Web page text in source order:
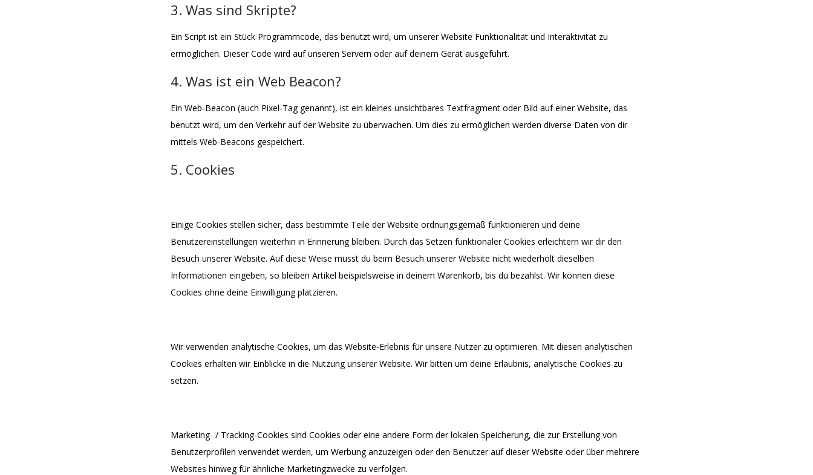
3. Was sind Skripte?
Ein Script ist ein Stück Programmcode, das benutzt wird, um unserer Website Funktionalität und Interaktivität zu
ermöglichen. Dieser Code wird auf unseren Servern oder auf deinem Gerät ausgeführt.
4. Was ist ein Web Beacon?
Ein Web-Beacon (auch Pixel-Tag genannt), ist ein kleines unsichtbares Textfragment oder Bild auf einer Website, das
benutzt wird, um den Verkehr auf der Website zu überwachen. Um dies zu ermöglichen werden diverse Daten von dir
mittels Web-Beacons gespeichert.
5. Cookies
Einige Cookies stellen sicher, dass bestimmte Teile der Website ordnungsgemäß funktionieren und deine
Benutzereinstellungen weiterhin in Erinnerung bleiben. Durch das Setzen funktionaler Cookies erleichtern wir dir den
Besuch unserer Website. Auf diese Weise musst du beim Besuch unserer Website nicht wiederholt dieselben
Informationen eingeben, so bleiben Artikel beispielsweise in deinem Warenkorb, bis du bezahlst. Wir können diese
Cookies ohne deine Einwilligung platzieren.
Wir verwenden analytische Cookies, um das Website-Erlebnis für unsere Nutzer zu optimieren. Mit diesen analytischen
Cookies erhalten wir Einblicke in die Nutzung unserer Website. Wir bitten um deine Erlaubnis, analytische Cookies zu
setzen.
Marketing- / Tracking-Cookies sind Cookies oder eine andere Form der lokalen Speicherung, die zur Erstellung von
Benutzerprofilen verwendet werden, um Werbung anzuzeigen oder den Benutzer auf dieser Website oder über mehrere
Websites hinweg für ähnliche Marketingzwecke zu verfolgen.